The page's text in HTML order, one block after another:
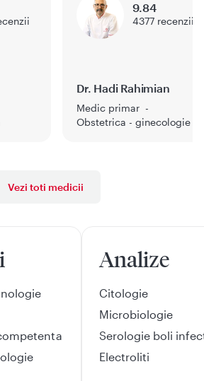
Dr. Hadi Rahimian
Medic primar
Obstetrica - ginecologie
9.84
4377 recenzii
Vezi toti medicii
Analize
Citologie
Microbiologie
Serologie boli
Electroliti